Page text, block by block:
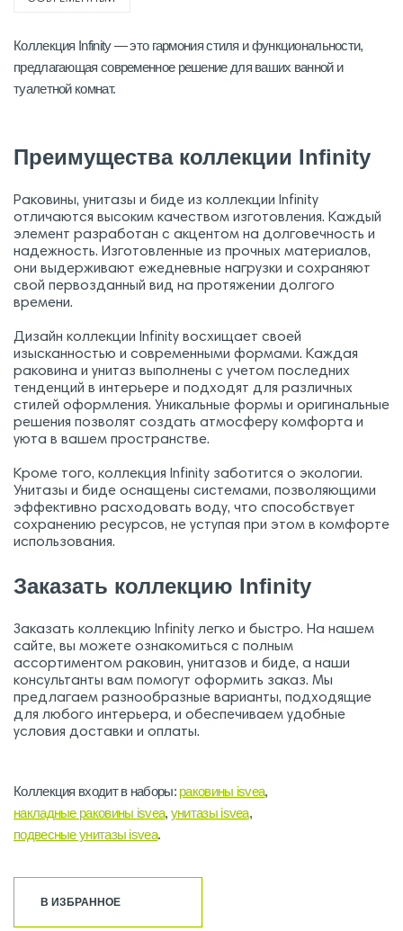
Коллекция Infinity — это гармония стиля и функциональности,
предлагающая современное решение для ваших ванной и
туалетной комнат.
Преимущества коллекции Infinity
Раковины, унитазы и биде из коллекции Infinity
отличаются высоким качеством изготовления. Каждый
элемент разработан с акцентом на долговечность и
надежность. Изготовленные из прочных материалов,
они выдерживают ежедневные нагрузки и сохраняют
свой первозданный вид на протяжении долгого
времени.
Дизайн коллекции Infinity восхищает своей
изысканностью и современными формами. Каждая
раковина и унитаз выполнены с учетом последних
тенденций в интерьере и подходят для различных
стилей оформления. Уникальные формы и оригинальные
решения позволят создать атмосферу комфорта и
уюта в вашем пространстве.
Кроме того, коллекция Infinity заботится о экологии.
Унитазы и биде оснащены системами, позволяющими
эффективно расходовать воду, что способствует
сохранению ресурсов, не уступая при этом в комфорте
использования.
Заказать коллекцию Infinity
Заказать коллекцию Infinity легко и быстро. На нашем
сайте, вы можете ознакомиться с полным
ассортиментом раковин, унитазов и биде, а наши
консультанты вам помогут оформить заказ. Мы
предлагаем разнообразные варианты, подходящие
для любого интерьера, и обеспечиваем удобные
условия доставки и оплаты.
Коллекция входит в наборы: раковины isvea,
накладные раковины isvea, унитазы isvea,
подвесные унитазы isvea.
В ИЗБРАННОЕ